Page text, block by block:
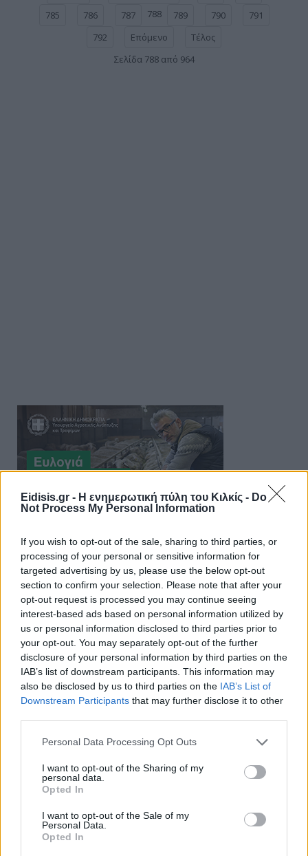
Eidisis.gr - Η ενημερωτική πύλη του Κιλκίς - Do
Not Process My Personal Information
If you wish to opt-out of the sale, sharing to third parties, or
processing of your personal or sensitive information for
targeted advertising by us, please use the below opt-out
section to confirm your selection. Please note that after your
opt-out request is processed you may continue seeing
interest-based ads based on personal information utilized by
us or personal information disclosed to third parties prior to
your opt-out. You may separately opt-out of the further
disclosure of your personal information by third parties on the
IAB’s list of downstream participants. This information may
also be disclosed by us to third parties on the IAB’s List of
Downstream Participants that may further disclose it to other
Personal Data Processing Opt Outs
I want to opt-out of the Sharing of my
personal data.
Opted In
I want to opt-out of the Sale of my
Personal Data.
Opted In
785
786 787 788 789 790
791
792
Επόμενο
Τέλος
Σελίδα 788 από 964
Πρωινή